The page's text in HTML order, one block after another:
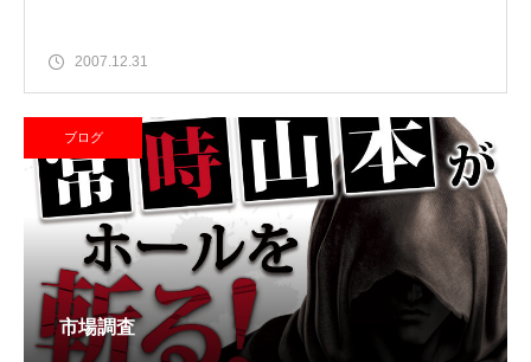
2007.12.31
ブログ
市場調査